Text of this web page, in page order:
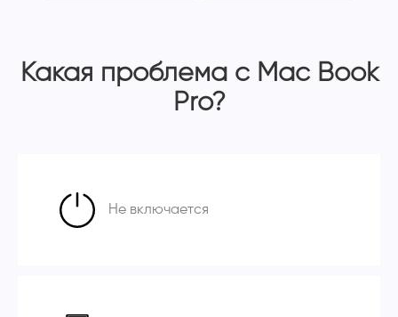
Какая проблема с Mac Book
Pro?
Не включается